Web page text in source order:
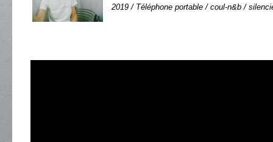
2019 / Téléphone portable / coul-n&b /